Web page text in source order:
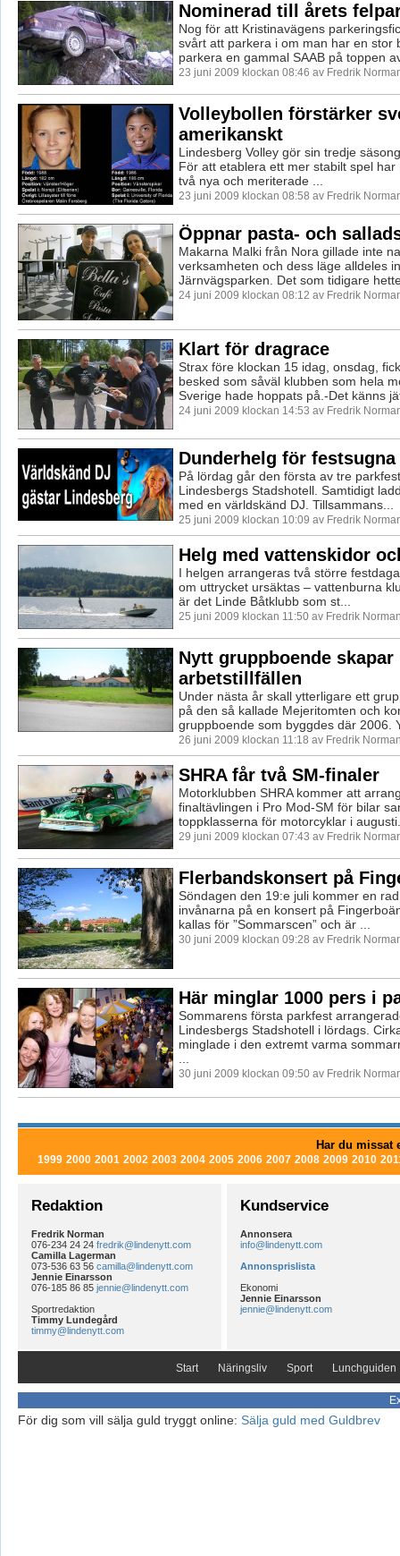
Nominerad till årets
Nog för att Kristinavägens
svårt att parkera i om man har en stor
parkera en gammal SAAB på toppen
23 juni 2009 klockan 08:46 av Fredrik
Volleybollen förstärker
amerikanskt
Lindesberg Volley gör sin tredje
För att etablera ett mer stabilt spel har
två nya och meriterade ...
23 juni 2009 klockan 08:58 av Fredrik
Öppnar pasta- och
Makarna Malki från Nora gillade inte
verksamheten och dess läge alldeles
Järnvägsparken. Det som tidigare
24 juni 2009 klockan 08:12 av Fredrik
Klart för dragrace
Strax före klockan 15 idag, onsdag,
besked som såväl klubben som hela
Sverige hade hoppats på.-Det känns
24 juni 2009 klockan 14:53 av Fredrik
Dunderhelg för festsugna
På lördag går den första av tre
Lindesbergs Stadshotell. Samtidigt
med en världskänd DJ. Tillsammans...
25 juni 2009 klockan 10:09 av Fredrik
Helg med vattenskidor
I helgen arrangeras två större
om uttrycket ursäktas – vattenburna
är det Linde Båtklubb som st...
25 juni 2009 klockan 11:50 av Fredrik
Nytt gruppboende skapar
arbetstillfällen
Under nästa år skall ytterligare ett
på den så kallade Mejeritomten och
gruppboende som byggdes där 2006.
26 juni 2009 klockan 11:18 av Fredrik
SHRA får två SM-finaler
Motorklubben SHRA kommer att
finaltävlingen i Pro Mod-SM för bilar
toppklasserna för motorcyklar i
29 juni 2009 klockan 07:43 av Fredrik
Flerbandskonsert på
Söndagen den 19:e juli kommer en
invånarna på en konsert på
kallas för ”Sommarscen” och är ...
30 juni 2009 klockan 09:28 av Fredrik
Här minglar 1000 pers i
Sommarens första parkfest
Lindesbergs Stadshotell i lördags.
minglade i den extremt varma
30 juni 2009 klockan 09:50 av Fredrik
Har du missat
1999 2000 2001 2002 2003 2004 2005 2006 2007 2008 2009 2010
Redaktion
Fredrik Norman
076-234 24 24 fredrik@lindenytt.com
Camilla Lagerman
073-536 63 56 camilla@lindenytt.com
Jennie Einarsson
076-185 86 85 jennie@lindenytt.com
Sportredaktion
Timmy Lundegård
timmy@lindenytt.com
Kundservice
Annonsera
info@lindenytt.com
Annonsprislista
Ekonomi
Jennie Einarsson
jennie@lindenytt.com
Start Näringsliv Sport Lunchguiden
För dig som vill sälja guld tryggt online: Sälja guld med Guldbrev